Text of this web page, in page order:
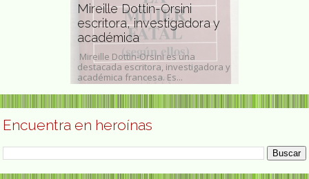
Mireille Dottin-Orsini
escritora, investigadora y
académica
Mireille Dottin-Orsini es una
destacada escritora, investigadora y
académica francesa. Es...
Encuentra en heroínas